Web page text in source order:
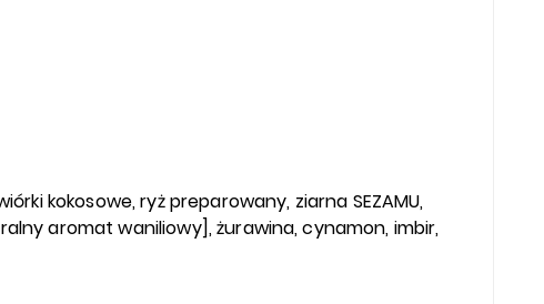
kokosowe, ryż preparowany, ziarna SEZAMU,
aromat waniliowy], żurawina, cynamon, imbir,